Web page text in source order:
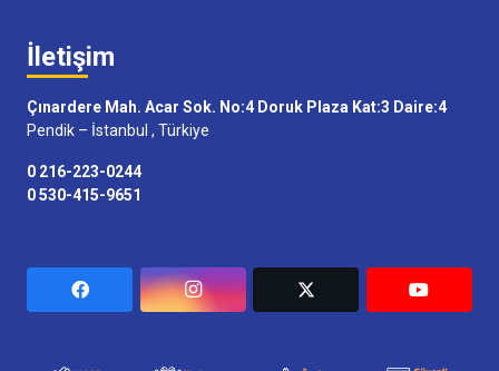
İletişim
Çınardere Mah. Acar Sok. No:4 Doruk Plaza Kat:3 Daire:4
Pendik – İstanbul , Türkiye
0 216-223-0244
0 530-415-9651